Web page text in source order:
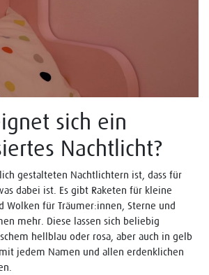
sich ein
Nachtlicht?
gestalteten Nachtlichtern ist, dass für
dabei ist. Es gibt Raketen für kleine
Wolken für Träumer:innen, Sterne und
mehr. Diese lassen sich beliebig
hellblau oder rosa, aber auch in gelb
jedem Namen und allen erdenklichen